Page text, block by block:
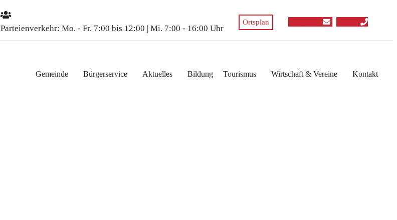
Parteienverkehr: Mo. - Fr. 7:00 bis 12:00 | Mi. 7:00 - 16:00 Uhr
Ortsplan
Gemeinde Bürgerservice Aktuelles Bildung Tourismus Wirtschaft & Vereine Kontakt